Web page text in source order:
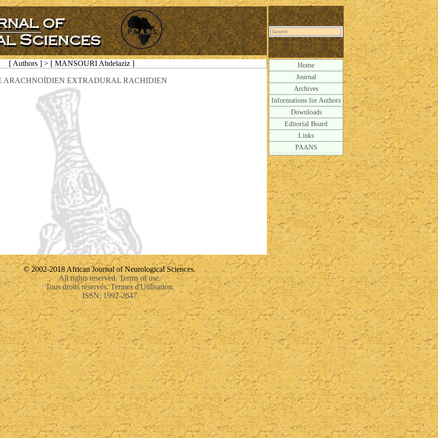
[ Authors ] > [ MANSOURI Abdelaziz ]
ARACHNOÏDIEN EXTRADURAL RACHIDIEN
Home
Journal
Archives
Informations for Authors
Downloads
Editorial Board
Links
PAANS
© 2002-2018 African Journal of Neurological Sciences.
All rights reserved. Terms of use.
Tous droits réservés. Termes d'Utilisation.
ISSN: 1992-2647